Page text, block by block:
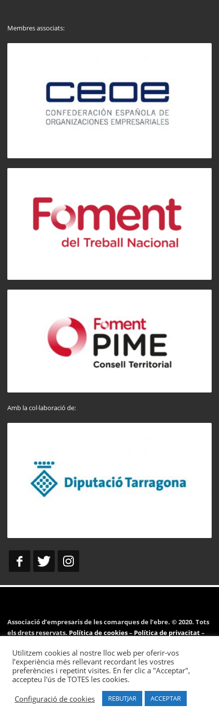
Membres associats:
Amb la col·laboració de:
Associació d’empresaris de les comarques de l’ebre. © 2020. Tots
els drets reservats. Política de cookies– Política de privacitat–
Desenvolupat perPymeralia.com
Utilitzem cookies al nostre lloc web per oferir-vos
l’experiència més rellevant recordant les vostres
preferències i repetint visites. En fer clic a "Acceptar",
accepteu l'ús de TOTES les cookies.
Configuració de cookies
REBUTJAR ACCEPTAR